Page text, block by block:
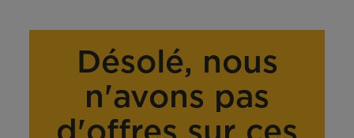
Désolé, nous
n'avons pas